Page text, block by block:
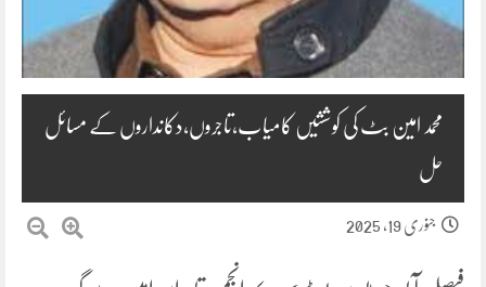
محمد امین بٹ کی کوششیں کامیاب،تاجروں،دکانداروں کے مسائل
حل
جنوری 19, 2025